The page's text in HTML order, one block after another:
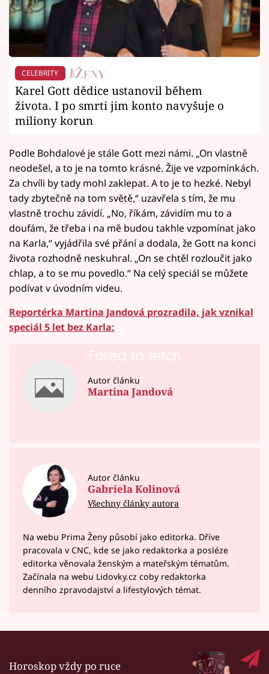
CELEBRITY
Karel Gott dědice ustanovil během
života. I po smrti jim konto navyšuje o
miliony korun
Podle Bohdalové je stále Gott mezi námi. „On vlastně
neodešel, a to je na tomto krásné. Žije ve vzpomínkách.
Za chvíli by tady mohl zaklepat. A to je to hezké. Nebyl
tady zbytečně na tom světě,“ uzavřela s tím, že mu
vlastně trochu závidí. „No, říkám, závidím mu to a
doufám, že třeba i na mě budou takhle vzpomínat jako
na Karla,“ vyjádřila své přání a dodala, že Gott na konci
života rozhodně neskuhral. „On se chtěl rozloučit jako
chlap, a to se mu povedlo.“ Na celý speciál se můžete
podívat v úvodním videu.
Reportérka Martina Jandová prozradila, jak vznikal
speciál 5 let bez Karla:
Failed to fetch
Autor článku
Martina Jandová
Autor článku
Gabriela Kolinová
Všechny články autora
Na webu Prima Ženy působí jako editorka. Dříve
pracovala v CNC, kde se jako redaktorka a posléze
editorka věnovala ženským a mateřským tématům.
Začínala na webu Lidovky.cz coby redaktorka
denního zpravodajství a lifestylových témat.
Horoskop vždy po ruce